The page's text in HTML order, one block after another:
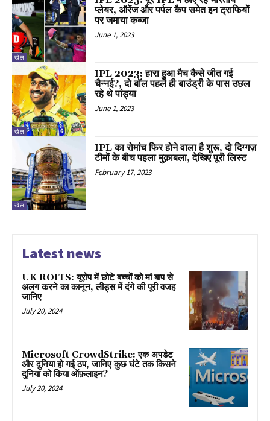
खेल
प्लेयर, ऑरेंज और पर्पल कैप समेत इन ट्राफियों
पर जमाया कब्जा
June 1, 2023
खेल
IPL 2023: हारा हुआ मैच कैसे जीत गई
चैन्नई?, दो बॉल पहले ही बाउंड्री के पास उछल
रहे थे पांड्या
June 1, 2023
खेल
IPL का रोमांच फिर होने वाला है शुरू, दो दिग्गज़
टीमों के बीच पहला मुक़ाबला, देखिए पूरी लिस्ट
February 17, 2023
Latest news
UK ROITS: यूरोप में छोटे बच्चों को मां बाप से
अलग करने का कानून, लीड्स में दंगे की पूरी वजह
जानिए
July 20, 2024
Microsoft CrowdStrike: एक अपडेट
और दुनिया हो गई ठप, जानिए कुछ घंटे तक किसने
दुनिया को किया ऑफ़लाइन?
July 20, 2024